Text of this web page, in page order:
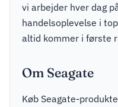
vi arbejder hver dag
handelsoplevelse i
altid kommer i første
Om Seagate
Køb Seagate-